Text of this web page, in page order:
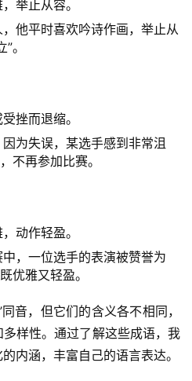
举止从容。
他平时喜欢吟诗作画，举止从
。
挫而退缩。
为失误，某选手感到非常沮
不再参加比赛。
动作轻盈。
，一位选手的表演被赞誉为
优雅又轻盈。
，但它们的含义各不相同，
样性。通过了解这些成语，我
内涵，丰富自己的语言表达。